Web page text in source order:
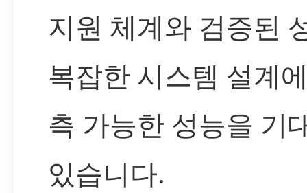
지원 체계와 검증된
복잡한 시스템 설계
측 가능한 성능을 기
있습니다.